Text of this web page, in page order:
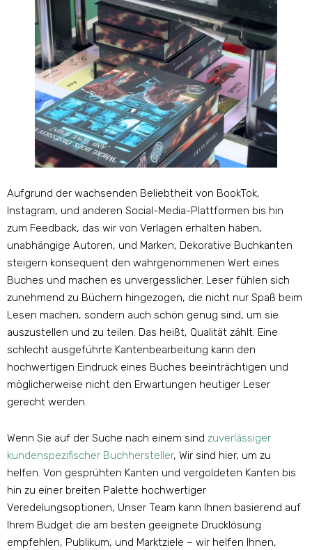
Aufgrund der wachsenden Beliebtheit von BookTok,
Instagram, und anderen Social-Media-Plattformen bis hin
zum Feedback, das wir von Verlagen erhalten haben,
unabhängige Autoren, und Marken, Dekorative Buchkanten
steigern konsequent den wahrgenommenen Wert eines
Buches und machen es unvergesslicher. Leser fühlen sich
zunehmend zu Büchern hingezogen, die nicht nur Spaß beim
Lesen machen, sondern auch schön genug sind, um sie
auszustellen und zu teilen. Das heißt, Qualität zählt. Eine
schlecht ausgeführte Kantenbearbeitung kann den
hochwertigen Eindruck eines Buches beeinträchtigen und
möglicherweise nicht den Erwartungen heutiger Leser
gerecht werden.
Wenn Sie auf der Suche nach einem sind zuverlässiger
kundenspezifischer Buchhersteller, Wir sind hier, um zu
helfen. Von gesprühten Kanten und vergoldeten Kanten bis
hin zu einer breiten Palette hochwertiger
Veredelungsoptionen, Unser Team kann Ihnen basierend auf
Ihrem Budget die am besten geeignete Drucklösung
empfehlen, Publikum, und Marktziele – wir helfen Ihnen,